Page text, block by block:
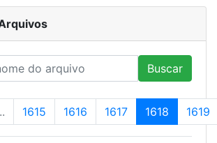
Buscar
1615 1616 1617 1618 1619